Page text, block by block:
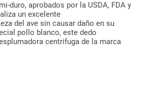
duro, aprobados por la USDA, FDA y
un excelente
del ave sin causar daño en su
pollo blanco, este dedo
centrifuga de la marca